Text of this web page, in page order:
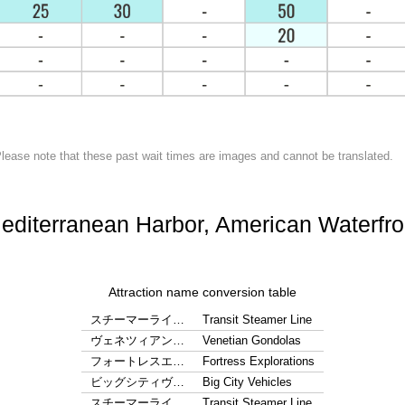
note that these past wait times are images and cannot be translated.
Harbor, American
Attraction name conversion table
スチーマーライ…
Transit Steamer Line
ヴェネツィアン…
Venetian Gondolas
フォートレスエ…
Fortress Explorations
ビッグシティヴ…
Big City Vehicles